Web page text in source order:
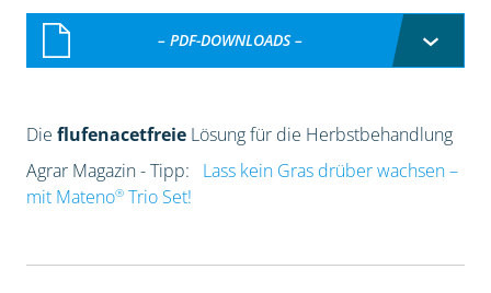
– PDF-DOWNLOADS –
Die flufenacetfreieLösung für die Herbstbehandlung
Agrar Magazin - Tipp:
Lass kein Gras drüber wachsen –
mit Mateno®Trio Set!